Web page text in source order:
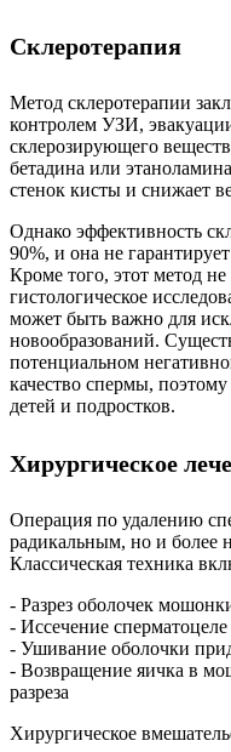
Склеротерапия
Метод склеротерапии
контролем УЗИ,
склерозирующего
бетадина или
стенок кисты и снижает
Однако эффективность
90%, и она не
Кроме того, этот метод не
гистологическое
может быть важно для
новообразований.
потенциальном
качество спермы,
детей и подростков.
Хирургическое
Операция по удалению
радикальным, но и более
Классическая техника
- Разрез оболочек
- Иссечение сперматоцеле
- Ушивание оболочки
- Возвращение яичка в
разреза
Хирургическое